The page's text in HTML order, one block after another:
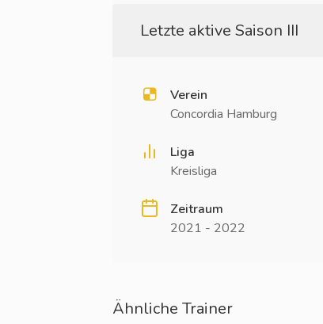
Letzte aktive Saison III
Verein
Concordia Hamburg
Liga
Kreisliga
Zeitraum
2021 - 2022
Ähnliche Trainer